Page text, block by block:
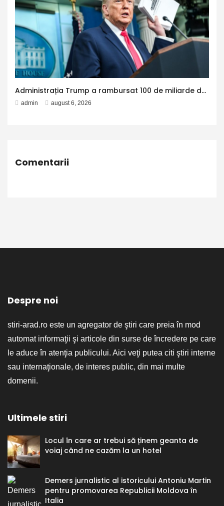
Administrația Trump a rambursat 100 de miliarde de dolari companiilor americane, după ce Curtea Supremă a decis că tarifele impuse de Trump sunt ilegale
admin august 6, 2026
Comentarii
Despre noi
stiri-arad.ro este un agregator de ştiri care preia în mod
automat informaţii şi articole din surse de încredere pe care
le aduce în atenţia publicului. Aici veţi putea citi ştiri interne
sau internaţionale, de interes public, din mai multe
domenii.
Ultimele stiri
Locul în care ar trebui să ținem geanta de
voiaj când ne cazăm la un hotel
Demers jurnalistic al istoricului Antoniu Martin
pentru promovarea Republicii Moldova în
Italia